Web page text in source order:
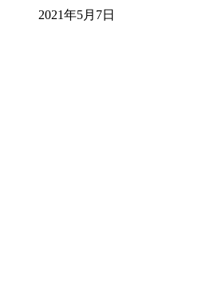
2021年5月7日